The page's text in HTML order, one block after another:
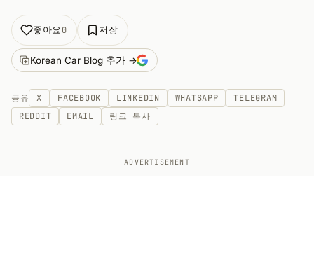
좋아요0 저장
Korean Car Blog 추가 →
공유 X FACEBOOK LINKEDIN WHATSAPP
TELEGRAM
REDDIT
EMAIL 링크 복사
ADVERTISEMENT